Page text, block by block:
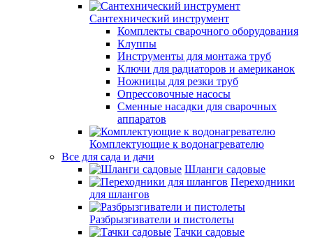
Сантехнический инструмент
Комплекты сварочного оборудования
Клуппы
Инструменты для монтажа труб
Ключи для радиаторов и американок
Ножницы для резки труб
Опрессовочные насосы
Сменные насадки для сварочных
аппаратов
Комплектующие к водонагревателю
Все для сада и дачи
Шланги садовые
Переходники
для шлангов
Разбрызгиватели и пистолеты
Тачки садовые